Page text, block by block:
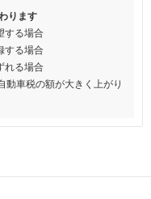
ります
する場合
する場合
れる場合
動車税の額が大きく上がり